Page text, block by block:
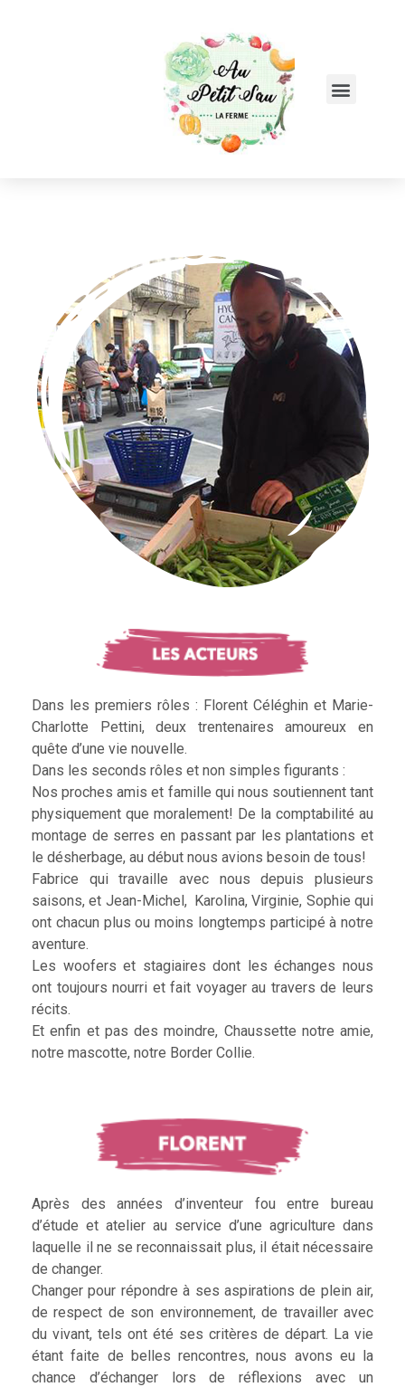
Dans les premiers rôles : Florent Céléghin et Marie-
Charlotte Pettini, deux trentenaires amoureux en
quête d’une vie nouvelle.
Dans les seconds rôles et non simples figurants :
Nos proches amis et famille qui nous soutiennent tant
physiquement que moralement! De la comptabilité au
montage de serres en passant par les plantations et
le désherbage, au début nous avions besoin de tous!
Fabrice qui travaille avec nous depuis plusieurs
saisons, et Jean-Michel, Karolina, Virginie, Sophie qui
ont chacun plus ou moins longtemps participé à notre
aventure.
Les woofers et stagiaires dont les échanges nous
ont toujours nourri et fait voyager au travers de leurs
récits.
Et enfin et pas des moindre, Chaussette notre amie,
notre mascotte, notre Border Collie.
Après des années d’inventeur fou entre bureau
d’étude et atelier au service d’une agriculture dans
laquelle il ne se reconnaissait plus, il était nécessaire
de changer.
Changer pour répondre à ses aspirations de plein air,
de respect de son environnement, de travailler avec
du vivant, tels ont été ses critères de départ. La vie
étant faite de belles rencontres, nous avons eu la
chance d’échanger lors de réflexions avec un